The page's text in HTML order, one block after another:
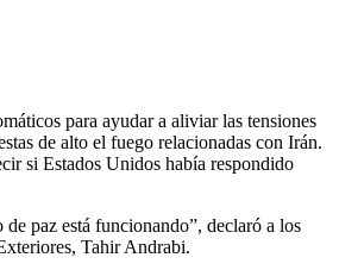
para ayudar a aliviar las tensiones
de alto el fuego relacionadas con Irán.
si Estados Unidos había respondido
paz está funcionando”, declaró a los
Tahir Andrabi.